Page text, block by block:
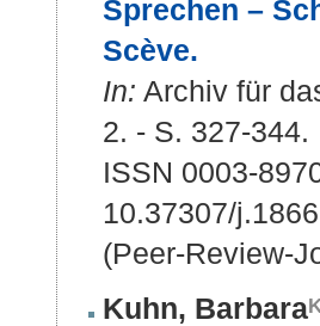
Sprechen –
Scève.
In: Archiv für
2. - S. 327-344.
ISSN 0003-
10.37307/
(Peer-Review-
Kuhn, Barbara